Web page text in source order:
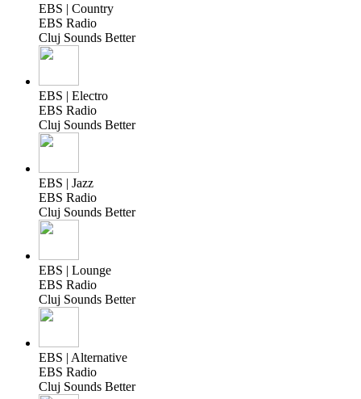
EBS | Country
EBS Radio
Cluj Sounds Better
EBS | Electro
EBS Radio
Cluj Sounds Better
EBS | Jazz
EBS Radio
Cluj Sounds Better
EBS | Lounge
EBS Radio
Cluj Sounds Better
EBS | Alternative
EBS Radio
Cluj Sounds Better